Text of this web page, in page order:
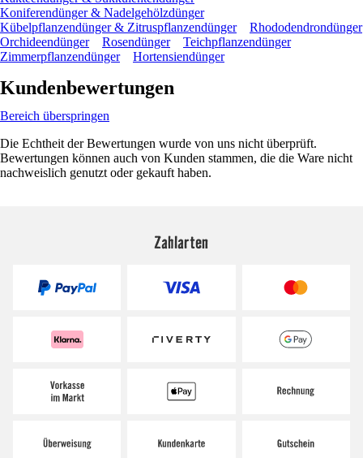
Koniferendünger & Nadelgehölzdünger
Kübelpflanzendünger & Zitruspflanzendünger
Rhododendrondünger
Orchideendünger
Rosendünger
Teichpflanzendünger
Zimmerpflanzendünger
Hortensiendünger
Kundenbewertungen
Bereich überspringen
Die Echtheit der Bewertungen wurde von uns nicht überprüft.
Bewertungen können auch von Kunden stammen, die die Ware nicht
nachweislich genutzt oder gekauft haben.
Zahlarten